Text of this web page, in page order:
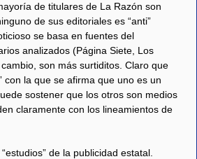
de titulares de La Razón son
de sus editoriales es “anti”
se basa en fuentes del
analizados (Página Siete, Los
son más surtiditos. Claro que
con la que se afirma que uno es un
sostener que los otros son medios
claramente con los lineamientos de
de la publicidad estatal.